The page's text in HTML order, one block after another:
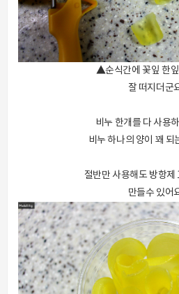
▲순식간에 꽃잎 한
잘 떠지더군
비누 한개를 다 사용
비누 하나의 양이 꽤 되
절반만 사용해도 방항제
만들수 있어